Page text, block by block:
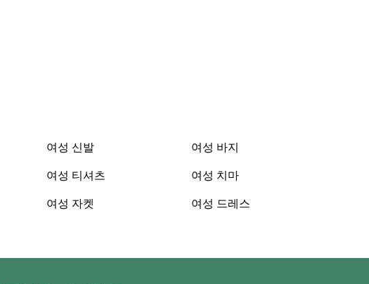
여성 신발
여성 티셔츠
여성 자켓
여성 바지
여성 치마
여성 드레스